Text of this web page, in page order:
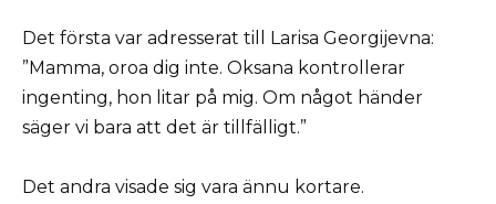
Det första var adresserat till Larisa Georgijevna:
”Mamma, oroa dig inte. Oksana kontrollerar
ingenting, hon litar på mig. Om något händer
säger vi bara att det är tillfälligt.”
Det andra visade sig vara ännu kortare.